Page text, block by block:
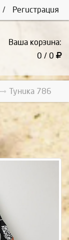
/ Регистрация
Ваша корзина:
0 / 0
Туника 786